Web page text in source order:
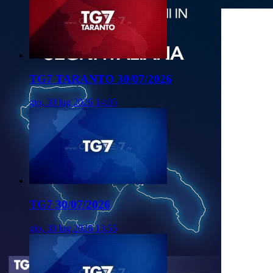
TG7 TARANTO 30/07/2026
gio, 30 lug 2026 14:05
TG7 30/07/2026
gio, 30 lug 2026 13:55